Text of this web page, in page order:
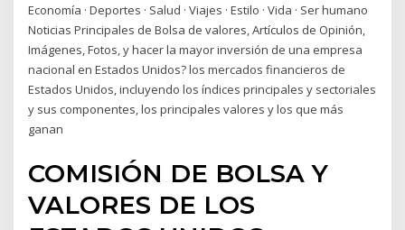
Economía · Deportes · Salud · Viajes · Estilo · Vida · Ser humano
Noticias Principales de Bolsa de valores, Artículos de Opinión,
Imágenes, Fotos, y hacer la mayor inversión de una empresa
nacional en Estados Unidos? los mercados financieros de
Estados Unidos, incluyendo los índices principales y sectoriales
y sus componentes, los principales valores y los que más
ganan
COMISIÓN DE BOLSA Y
VALORES DE LOS